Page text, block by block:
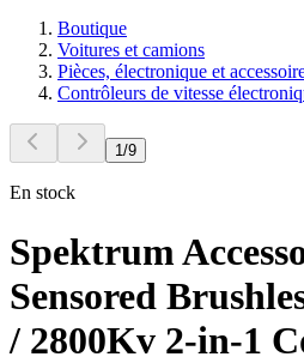
Boutique
Voitures et camions
Pièces, électronique et
Contrôleurs de vitesse
1/9
En stock
Spektrum
Sensored
/ 2800Kv 2-in-1